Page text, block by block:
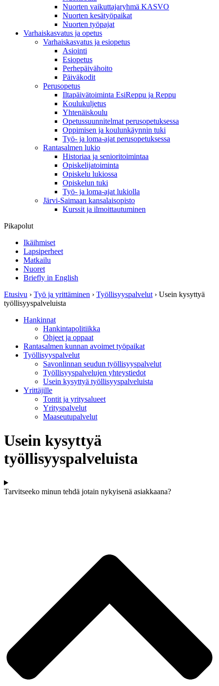
Nuorten vaikuttajaryhmä KASVO
Nuorten kesätyöpaikat
Nuorten työpajat
Varhaiskasvatus ja opetus
Varhaiskasvatus ja esiopetus
Asiointi
Esiopetus
Perhepäivähoito
Päiväkodit
Perusopetus
Iltapäivätoiminta EsiReppu ja Reppu
Koulukuljetus
Yhtenäiskoulu
Opetussuunnitelmat perusopetuksessa
Oppimisen ja koulunkäynnin tuki
Työ- ja loma-ajat perusopetuksessa
Rantasalmen lukio
Historiaa ja senioritoimintaa
Opiskelijatoiminta
Opiskelu lukiossa
Opiskelun tuki
Työ- ja loma-ajat lukiolla
Järvi-Saimaan kansalaisopisto
Kurssit ja ilmoittautuminen
Pikapolut
Ikäihmiset
Lapsiperheet
Matkailu
Nuoret
Briefly in English
Etusivu › Työ ja yrittäminen › Työllisyyspalvelut › Usein kysyttyä
työllisyyspalveluista
Hankinnat
Hankintapolitiikka
Ohjeet ja oppaat
Rantasalmen kunnan avoimet työpaikat
Työllisyyspalvelut
Savonlinnan seudun työllisyyspalvelut
Työllisyyspalvelujen yhteystiedot
Usein kysyttyä työllisyyspalveluista
Yrittäjille
Tontit ja yritysalueet
Yrityspalvelut
Maaseutupalvelut
Usein kysyttyä
työllisyyspalveluista
Tarvitseeko minun tehdä jotain nykyisenä asiakkaana?